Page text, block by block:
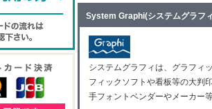
System Graphi(システムグラフ
システムグラフィは、グラフィ
フィックソフトや看板等の大判
手フォントベンダーやメーカー